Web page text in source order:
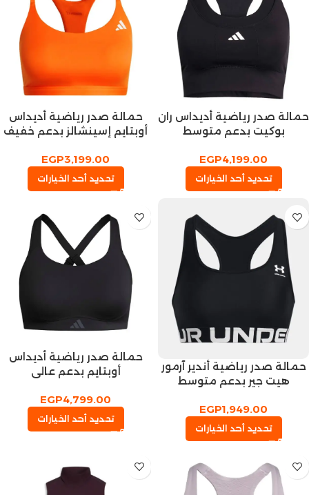
حمالة صدر رياضية أديداس ران
بوكيت بدعم متوسط
EGP4,199.00
تحديد أحد الخيارات
حمالة صدر رياضية أديداس
أوبتايم إسينشالز بدعم خفيف
EGP3,199.00
تحديد أحد الخيارات
حمالة صدر رياضية أندير آرمور
هيت جير بدعم متوسط
EGP1,949.00
تحديد أحد الخيارات
حمالة صدر رياضية أديداس
أوبتايم بدعم عالي
EGP4,799.00
تحديد أحد الخيارات